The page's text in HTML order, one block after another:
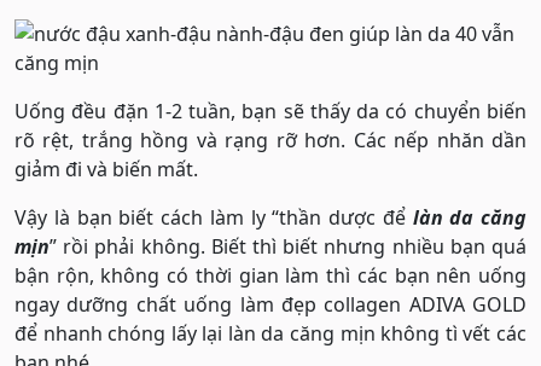
Uống đều đặn 1-2 tuần, bạn sẽ thấy da có chuyển biến
rõ rệt, trắng hồng và rạng rỡ hơn. Các nếp nhăn dần
giảm đi và biến mất.
Vậy là bạn biết cách làm ly “thần dược để làn da căng
mịn” rồi phải không. Biết thì biết nhưng nhiều bạn quá
bận rộn, không có thời gian làm thì các bạn nên uống
ngay dưỡng chất uống làm đẹp collagen ADIVA GOLD
để nhanh chóng lấy lại làn da căng mịn không tì vết các